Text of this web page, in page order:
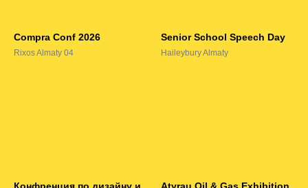
Compra Conf 2026
Rixos Almaty 04
Senior School Speech Day
Haileybury Almaty
Конфренция по дизайну и
Atyrau Oil & Gas Exhibition